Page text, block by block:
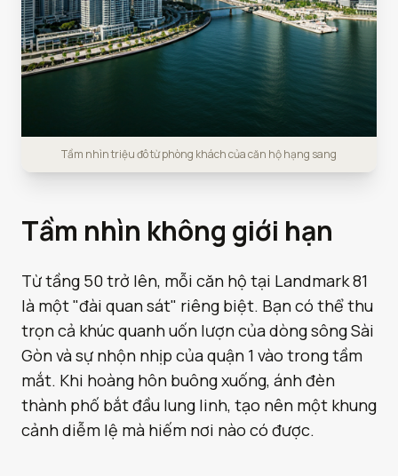
Tầm nhìn triệu đô từ phòng khách của căn hộ hạng sang
Tầm nhìn không giới hạn
Từ tầng 50 trở lên, mỗi căn hộ tại Landmark 81
là một "đài quan sát" riêng biệt. Bạn có thể thu
trọn cả khúc quanh uốn lượn của dòng sông Sài
Gòn và sự nhộn nhịp của quận 1 vào trong tầm
mắt. Khi hoàng hôn buông xuống, ánh đèn
thành phố bắt đầu lung linh, tạo nên một khung
cảnh diễm lệ mà hiếm nơi nào có được.